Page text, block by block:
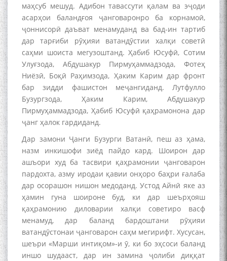
маҳсуб мешуд. Адибон тавассути қалам ва эҷоди
асарҳои баландғоя ҷанговаронро ба корнамоӣ,
ҷоннисорӣ даъват менамуданд ва бад-ин тартиб
дар тарғиби рӯҳияи ватандӯстии халқи советӣ
саҳми шоиста мегузоштанд. Ҳабиб Юсуфӣ, Сотим
Улуғзода, Абдушакур Пирмуҳаммадзода, Фотеҳ
Ниёзӣ, Боқӣ Раҳимзода, Ҳаким Карим дар фронт
бар зидди фашистон меҷангиданд. Лутфулло
Бузургзода, Ҳаким Карим, Абдушакур
Пирмуҳаммадзода, Ҳабиб Юсуфӣ қаҳрамонона дар
ҷанг ҳалок гардиданд.
Дар замони Ҷанги Бузурги Ватанӣ, пеш аз ҳама,
назм инкишофи зиёд пайдо кард. Шоирон дар
ашъори худ ба тасвири қаҳрамонии ҷанговарон
пардохта, азму иродаи қавии онҳоро баҳри ғалаба
дар осорашон нишон медоданд. Устод Айнӣ яке аз
ҳамин гуна шоироне буд, ки дар шеърҳояш
қаҳрамонию диловарии халқи советиро васф
менамуд, дар баланд бардоштани рӯҳияи
ватандӯстонаи ҷанговарон саҳм мегирифт. Хусусан,
шеъри «Марши интиқом»-и ӯ, ки бо эҳсоси баланд
иншо шудааст, дар ин замина ҷолиби диққат